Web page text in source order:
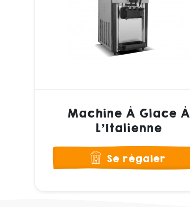
Machine À Glace À
L'Italienne
Se régaler